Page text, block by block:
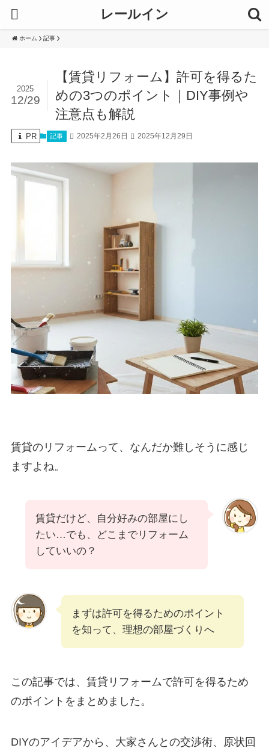
レールイン
ホーム 記事
【賃貸リフォーム】許可を得るた
めの3つのポイント｜DIY事例や
注意点も解説
2025
12/29
PR 記事 2025年2月26日 2025年12月29日
賃貸のリフォームって、なんだか難しそうに感じ
ますよね。
賃貸だけど、自分好みの部屋にし
たい…でも、どこまでリフォーム
していいの？
まずは許可を得るためのポイント
を知って、理想の部屋づくりへ
この記事では、賃貸リフォームで許可を得るため
のポイントをまとめました。
DIYのアイデアから、大家さんとの交渉術、原状回